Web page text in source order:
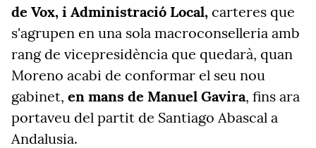
de Vox, i Administració Local, carteres que
s'agrupen en una sola macroconselleria amb
rang de vicepresidència que quedarà, quan
Moreno acabi de conformar el seu nou
gabinet, en mans de Manuel Gavira, fins ara
portaveu del partit de Santiago Abascal a
Andalusia.